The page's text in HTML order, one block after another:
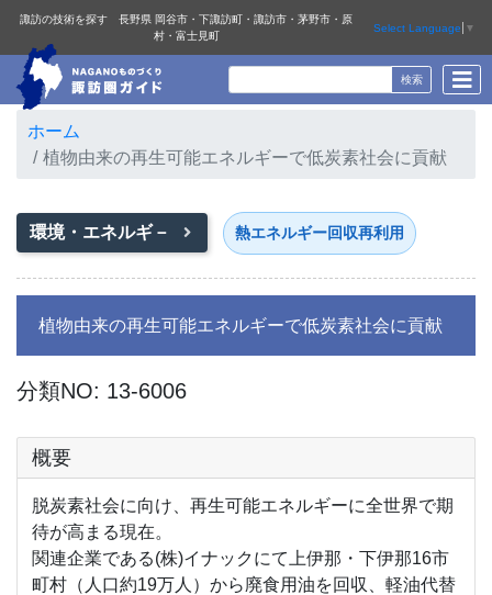
諏訪の技術を探す 長野県 岡谷市・下諏訪町・諏訪市・茅野市・原
村・富士見町
Select Language ▼
ホーム
植物由来の再生可能エネルギーで低炭素社会に貢献
環境・エネルギ－ 熱エネルギー回収再利用
植物由来の再生可能エネルギーで低炭素社会に貢献
分類NO: 13-6006
概要
脱炭素社会に向け、再生可能エネルギーに全世界で期
待が高まる現在。
関連企業である(株)イナックにて上伊那・下伊那16市
町村（人口約19万人）から廃食用油を回収、軽油代替